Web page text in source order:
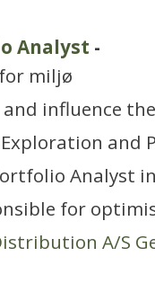
Analyst -
miljø
influence
and
Analyst
for
A/S